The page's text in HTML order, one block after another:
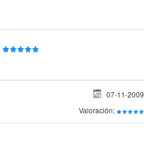
07-11-2009
Valoración: